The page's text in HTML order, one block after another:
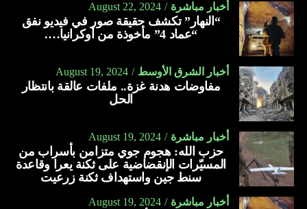
أخبار مباشرة August 22, 2024
“النهار” تكشف حقيقة صور في فيديو نفق
“عماد 4” مأخوذة من أوكرانيا….
أخبار الشرق الأوسط August 19, 2024
مفاوضات هدنة غزة.. ملفات عالقة بانتظار
الحل
أخبار مباشرة August 19, 2024
حزب الله: هجوم جوي متزامن بأسراب من
المسيّرات الإنقضاضية على ثكنة يعرا وقاعدة
سنط جين واستهداف ثكنة زرعيت
أخبار مباشرة August 19, 2024